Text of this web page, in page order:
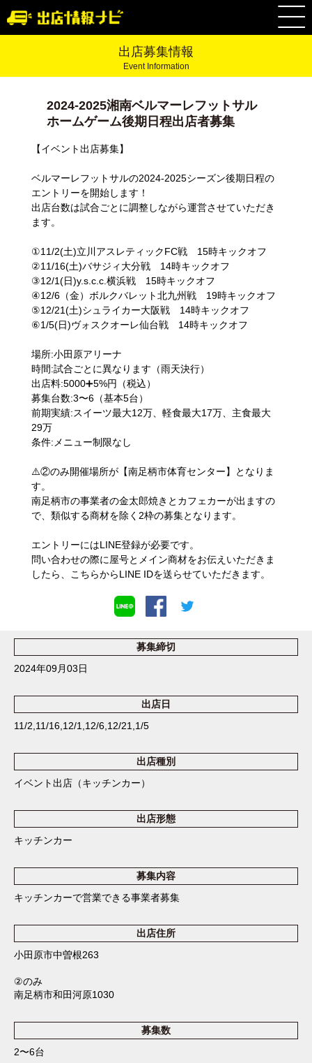
出店募集情報
Event Information
2024-2025湘南ベルマーレフットサル
ホームゲーム後期日程出店者募集
【イベント出店募集】
ベルマーレフットサルの2024-2025シーズン後期日程の
エントリーを開始します！
出店台数は試合ごとに調整しながら運営させていただき
ます。
①11/2(土)立川アスレティックFC戦 15時キックオフ
②11/16(土)バサジィ大分戦 14時キックオフ
③12/1(日)y.s.c.c.横浜戦 15時キックオフ
④12/6（金）ボルクバレット北九州戦 19時キックオフ
⑤12/21(土)シュライカー大阪戦 14時キックオフ
⑥1/5(日)ヴォスクオーレ仙台戦 14時キックオフ
場所:小田原アリーナ
時間:試合ごとに異なります（雨天決行）
出店料:5000➕5%円（税込）
募集台数:3〜6（基本5台）
前期実績:スイーツ最大12万、軽食最大17万、主食最大
29万
条件:メニュー制限なし
⚠️②のみ開催場所が【南足柄市体育センター】となりま
す。
南足柄市の事業者の金太郎焼きとカフェカーが出ますの
で、類似する商材を除く2枠の募集となります。
エントリーにはLINE登録が必要です。
問い合わせの際に屋号とメイン商材をお伝えいただきま
したら、こちらからLINE IDを送らせていただきます。
募集締切
2024年09月03日
出店日
11/2,11/16,12/1,12/6,12/21,1/5
出店種別
イベント出店（キッチンカー）
出店形態
キッチンカー
募集内容
キッチンカーで営業できる事業者募集
出店住所
小田原市中曽根263
②のみ
南足柄市和田河原1030
募集数
2〜6台